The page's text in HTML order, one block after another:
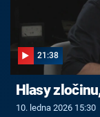
21:38
Hlasy
10. ledna 2026 15:30